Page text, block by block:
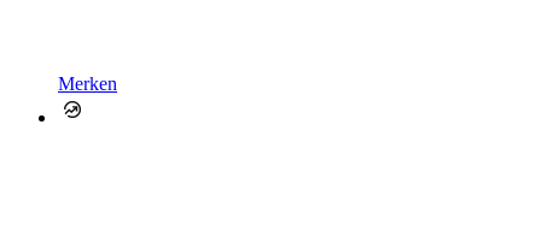
Merken